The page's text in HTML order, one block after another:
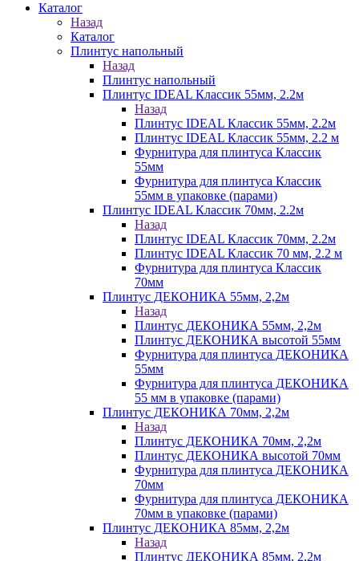
Каталог
Назад
Каталог
Плинтус напольный
Назад
Плинтус напольный
Плинтус IDEAL Классик 55мм, 2.2м
Назад
Плинтус IDEAL Классик 55мм, 2.2м
Плинтус IDEAL Классик 55мм, 2.2 м
Фурнитура для плинтуса Классик
55мм
Фурнитура для плинтуса Классик
55мм в упаковке (парами)
Плинтус IDEAL Классик 70мм, 2.2м
Назад
Плинтус IDEAL Классик 70мм, 2.2м
Плинтус IDEAL Классик 70 мм, 2.2 м
Фурнитура для плинтуса Классик
70мм
Плинтус ДЕКОНИКА 55мм, 2,2м
Назад
Плинтус ДЕКОНИКА 55мм, 2,2м
Плинтус ДЕКОНИКА высотой 55мм
Фурнитура для плинтуса ДЕКОНИКА
55мм
Фурнитура для плинтуса ДЕКОНИКА
55 мм в упаковке (парами)
Плинтус ДЕКОНИКА 70мм, 2,2м
Назад
Плинтус ДЕКОНИКА 70мм, 2,2м
Плинтус ДЕКОНИКА высотой 70мм
Фурнитура для плинтуса ДЕКОНИКА
70мм
Фурнитура для плинтуса ДЕКОНИКА
70мм в упаковке (парами)
Плинтус ДЕКОНИКА 85мм, 2,2м
Назад
Плинтус ДЕКОНИКА 85мм, 2,2м